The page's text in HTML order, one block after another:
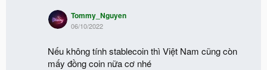
Tommy_Nguyen
06/10/2022
Nếu không tính stablecoin thì Việt Nam cũng còn
mấy đồng coin nữa cơ nhé